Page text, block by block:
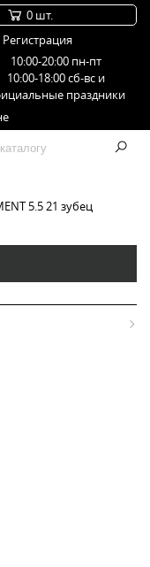
10:00-20:00 пн-пт
10:00-18:00 сб-вс и
праздники
0 шт.
Регистрация
5.5 21 зубец